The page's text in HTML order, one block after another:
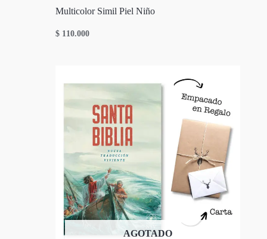
Multicolor Simil Piel Niño
$ 110.000
AGOTADO